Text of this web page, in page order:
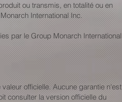
ou transmis, en totalité ou en
International Inc.
par le Group Monarch International
officielle. Aucune garantie n'est
consulter la version officielle du